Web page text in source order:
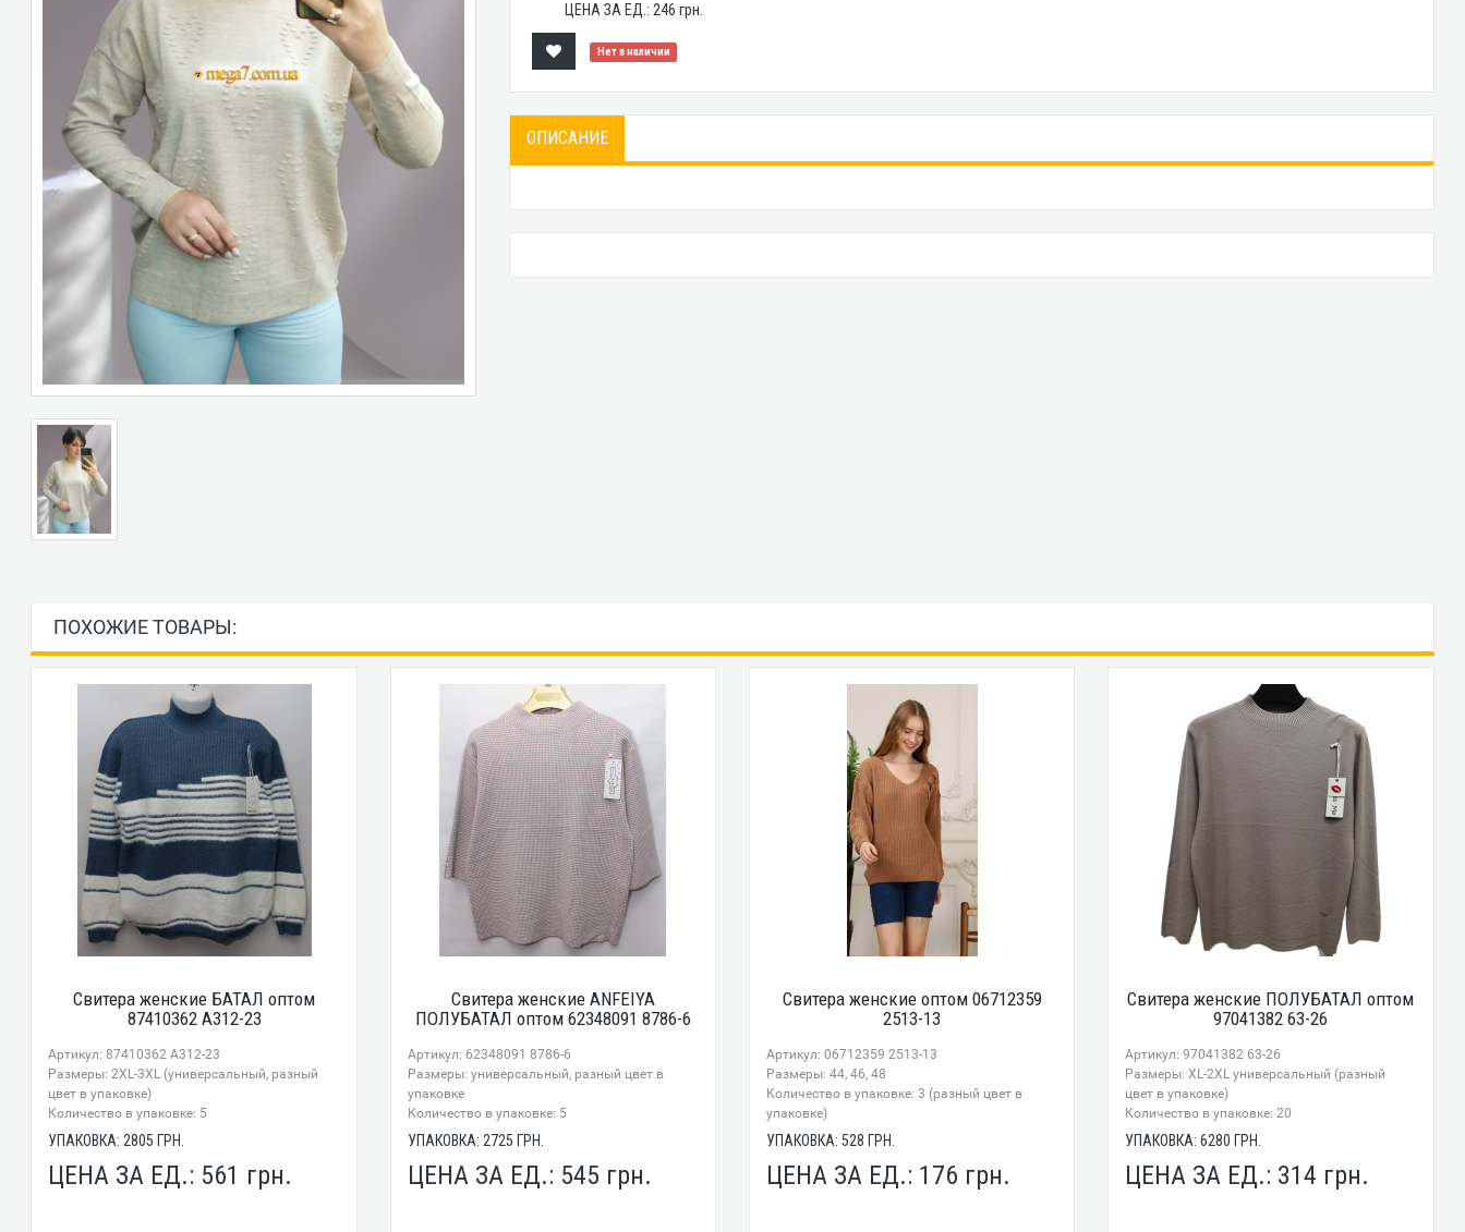
ЦЕНА ЗА ЕД.: 246 грн.
Нет в наличии
ОПИСАНИЕ
ПОХОЖИЕ ТОВАРЫ:
Свитера женские БАТАЛ оптом
87410362 А312-23
Артикул: 87410362 А312-23
Размеры: 2XL-3XL (универсальный, разный
цвет в упаковке)
Количество в упаковке: 5
УПАКОВКА: 2805 ГРН.
ЦЕНА ЗА ЕД.: 561 грн.
Свитера женские ANFEIYA
ПОЛУБАТАЛ оптом 62348091 8786-6
Артикул: 62348091 8786-6
Размеры: универсальный, разный цвет в
упаковке
Количество в упаковке: 5
УПАКОВКА: 2725 ГРН.
ЦЕНА ЗА ЕД.: 545 грн.
Свитера женские оптом 06712359
2513-13
Артикул: 06712359 2513-13
Размеры: 44, 46, 48
Количество в упаковке: 3 (разный цвет в
упаковке)
УПАКОВКА: 528 ГРН.
ЦЕНА ЗА ЕД.: 176 грн.
Свитера женские ПОЛУБАТАЛ оптом
97041382 63-26
Артикул: 97041382 63-26
Размеры: XL-2XL универсальный (разный
цвет в упаковке)
Количество в упаковке: 20
УПАКОВКА:6280 ГРН.
ЦЕНА ЗА ЕД.: 314 грн.